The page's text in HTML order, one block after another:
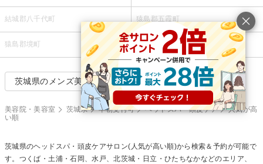
結城郡八千代町 猿島郡五霞町
猿島郡境町 北相馬郡利根町
茨城県のメンズ美容室で絞り込む
美容院・美容室 茨城県 早朝受付可 ヘッドスパ・頭皮ケア
人気が高
い順
茨城県のヘッドスパ・頭皮ケアサロン(人気が高い順)から検索＆予約が可能で
す。つくば・土浦・石岡、水戸、北茨城・日立・ひたちなかなどのエリア、